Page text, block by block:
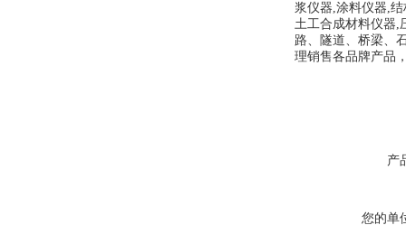
浆仪器,涂料仪器,
土工合成材料仪器,
路、隧道、桥梁、
理销售各品牌产品
产
您的单